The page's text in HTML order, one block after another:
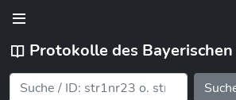
Protokolle des